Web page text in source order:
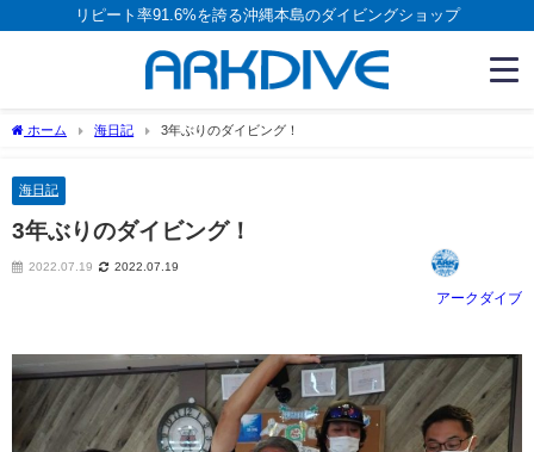
リピート率91.6%を誇る沖縄本島のダイビングショップ
ホーム 海日記 3年ぶりのダイビング！
海日記
3年ぶりのダイビング！
2022.07.19 2022.07.19
アークダイブ